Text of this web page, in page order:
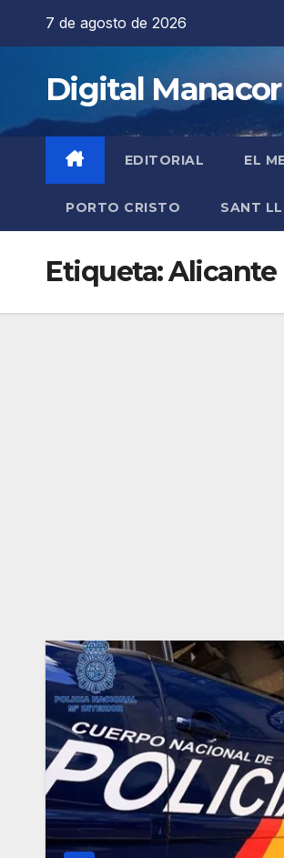
7 de agosto de 2026
Digital Manacor
EDITORIAL EL
PORTO CRISTO SANT
Etiqueta:Alicante